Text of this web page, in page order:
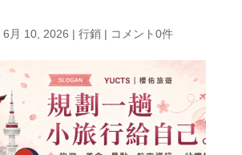
6月 10, 2026 | 行銷| コメント0件